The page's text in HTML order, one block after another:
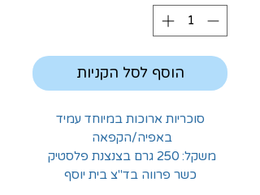
הוסף לסל הקניות
סוכריות ארוכות במיוחד עמיד
באפיה/הקפאה
משקל: 250 גרם בצנצנת פלסטיק
כשר פרווה בד"צ בית יוסף